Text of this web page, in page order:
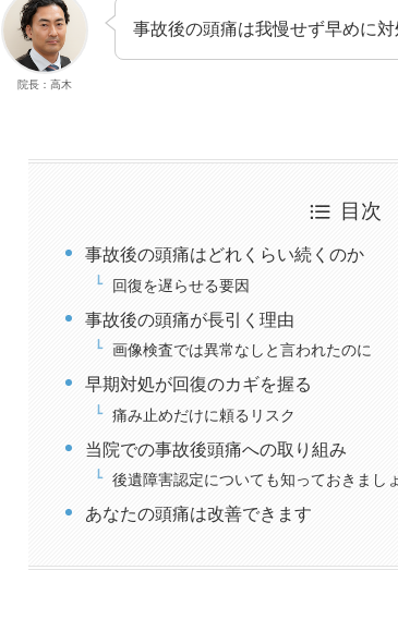
院長：高木
事故後の頭痛は我慢せず早めに
目次
事故後の頭痛はどれくらい続くのか
回復を遅らせる要因
事故後の頭痛が長引く理由
画像検査では異常なしと言われたのに
早期対処が回復のカギを握る
痛み止めだけに頼るリスク
当院での事故後頭痛への取り組み
後遺障害認定についても知っておきまし
あなたの頭痛は改善できます